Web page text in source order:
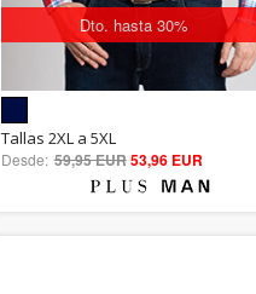
Dto. hasta 30%
5.00
out of 5
Tallas 2XL a 5XL
Desde: 59,95 EUR53,96 EUR